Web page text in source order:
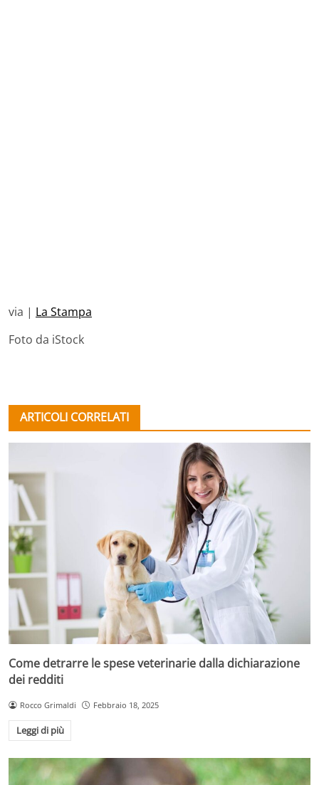
via | La Stampa
Foto da iStock
ARTICOLI CORRELATI
Come detrarre le spese veterinarie dalla dichiarazione
dei redditi
Rocco Grimaldi Febbraio 18, 2025
Leggi di più